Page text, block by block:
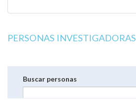
PERSONAS INVESTIGADORAS
Buscar personas